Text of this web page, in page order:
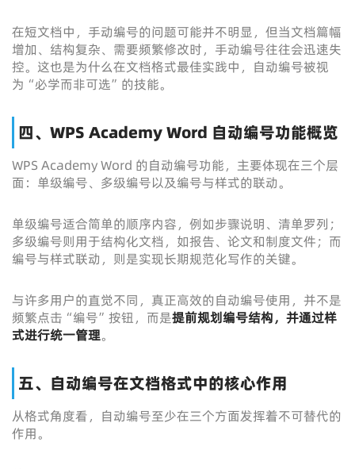
在短文档中，手动编号的问题可能并不明显，但当文档篇幅
增加、结构复杂、需要频繁修改时，手动编号往往会迅速失
控。这也是为什么在文档格式最佳实践中，自动编号被视
为“必学而非可选”的技能。
四、WPS Academy Word 自动编号功能概览
WPS Academy Word 的自动编号功能，主要体现在三个层
面：单级编号、多级编号以及编号与样式的联动。
单级编号适合简单的顺序内容，例如步骤说明、清单罗列；
多级编号则用于结构化文档，如报告、论文和制度文件；而
编号与样式联动，则是实现长期规范化写作的关键。
与许多用户的直觉不同，真正高效的自动编号使用，并不是
频繁点击“编号”按钮，而是提前规划编号结构，并通过样
式进行统一管理。
五、自动编号在文档格式中的核心作用
从格式角度看，自动编号至少在三个方面发挥着不可替代的
作用。